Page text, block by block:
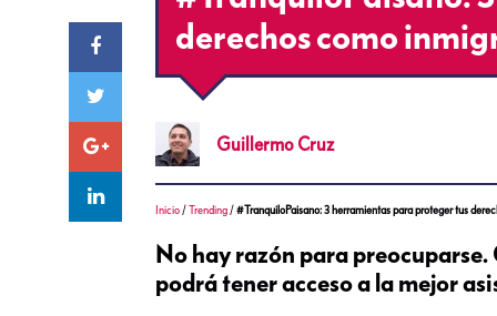
derechos como
Guillermo Cruz
Inicio /Trending /#TranquiloPaisano: 3 herramientas para proteger tus
No hay razón para
podrá tener acceso a la mejor